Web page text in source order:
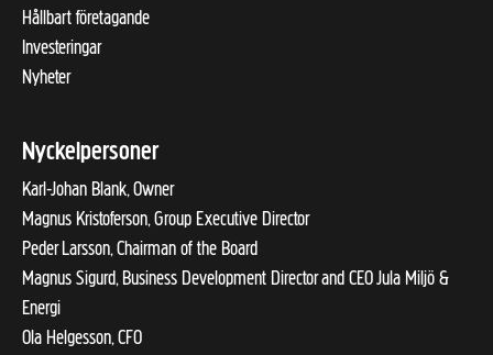
Hållbart företagande
Investeringar
Nyheter
Nyckelpersoner
Karl-Johan Blank, Owner
Magnus Kristoferson, Group Executive Director
Peder Larsson, Chairman of the Board
Magnus Sigurd, Business Development Director and CEO Jula Miljö &
Energi
Ola Helgesson, CFO